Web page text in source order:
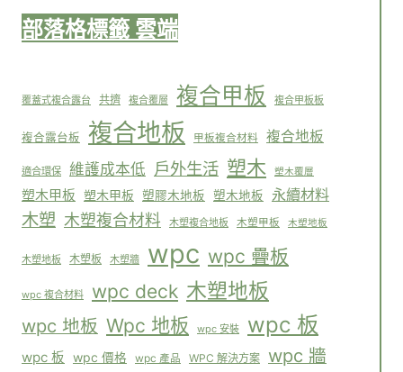
部落格標籤 雲端
覆蓋式複合露台 共擠 複合覆層 複合甲板 複合甲板板
複合露台板 複合地板 甲板複合材料 複合地板
適合環保 維護成本低 戶外生活 塑木 塑木覆層
塑木甲板 塑木甲板 塑膠木地板 塑木地板 永續材料
木塑 木塑複合材料 木塑複合地板 木塑甲板 木塑地板
木塑地板 木塑板 木塑牆 wpc wpc 疊板
wpc 複合材料 wpc deck 木塑地板
wpc 地板 Wpc 地板 wpc 安裝 wpc 板
wpc 板 wpc 價格 wpc 產品 WPC 解決方案 wpc 牆